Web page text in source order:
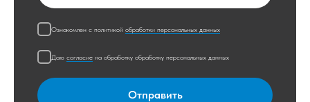
Ознакомлен с политикой обработки персональных данных
Даю согласие на обработку обработку персональных данных
Отправить